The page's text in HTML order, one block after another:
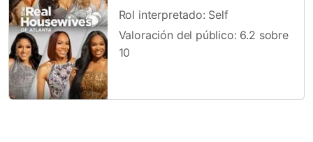
Rol interpretado: Self
Valoración del público: 6.2 sobre
10